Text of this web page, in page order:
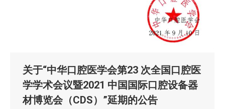
关于“中华口腔医学会第23 次全国口腔医
学学术会议暨2021 中国国际口腔设备器
材博览会（CDS）”延期的公告